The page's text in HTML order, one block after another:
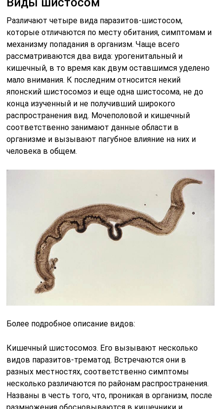
Различают четыре вида паразитов-шистосом,
которые отличаются по месту обитания, симптомам и
механизму попадания в организм. Чаще всего
рассматриваются два вида: урогенитальный и
кишечный, в то время как двум оставшимся уделено
мало внимания. К последним относится некий
японский шистосомоз и еще одна шистосома, не до
конца изученный и не получивший широкого
распространения вид. Мочеполовой и кишечный
соответственно занимают данные области в
организме и вызывают пагубное влияние на них и
человека в общем.
Более подробное описание видов:
Кишечный шистосомоз. Его вызывают несколько
видов паразитов-трематод. Встречаются они в
разных местностях, соответственно симптомы
несколько различаются по районам распространения.
Названы в честь того, что, проникая в организм, после